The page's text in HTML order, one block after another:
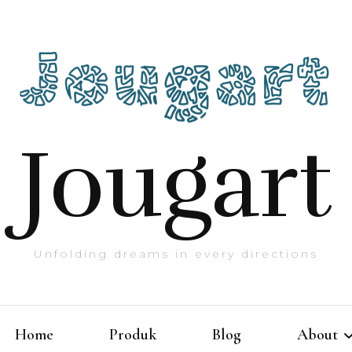
Jougart
Unfolding dreams in every directions
Home Produk Blog About